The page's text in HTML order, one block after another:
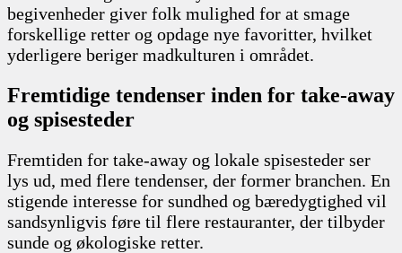
begivenheder giver folk mulighed for at smage
forskellige retter og opdage nye favoritter, hvilket
yderligere beriger madkulturen i området.
Fremtidige tendenser inden for take-away
og spisesteder
Fremtiden for take-away og lokale spisesteder ser
lys ud, med flere tendenser, der former branchen. En
stigende interesse for sundhed og bæredygtighed vil
sandsynligvis føre til flere restauranter, der tilbyder
sunde og økologiske retter.